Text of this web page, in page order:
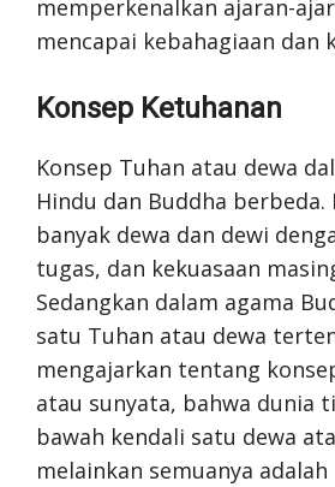
memperkenalkan ajaran-
mencapai kebahagiaan dan
Konsep Ketuhanan
Konsep Tuhan atau dewa
Hindu dan Buddha
banyak dewa dan dewi
tugas, dan kekuasaan
Sedangkan dalam agama
satu Tuhan atau dewa
mengajarkan tentang
atau sunyata, bahwa dunia
bawah kendali satu dewa
melainkan semuanya